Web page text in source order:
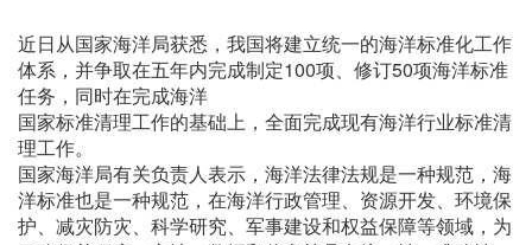
近日从国家海洋局获悉，我国将建立统一的海洋标准化工作
体系，并争取在五年内完成制定100项、修订50项海洋标准
任务，同时在完成海洋
国家标准清理工作的基础上，全面完成现有海洋行业标准清
理工作。
国家海洋局有关负责人表示，海洋法律法规是一种规范，海
洋标准也是一种规范，在海洋行政管理、资源开发、环境保
护、减灾防灾、科学研究、军事建设和权益保障等领域，为